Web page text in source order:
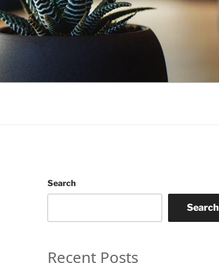
Search
Search
Recent Posts